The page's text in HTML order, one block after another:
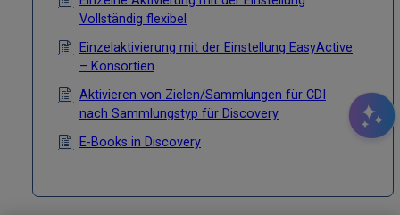
Vollständig flexibel
Einzelaktivierung mit der Einstellung EasyActive
– Konsortien
Aktivieren von Zielen/Sammlungen für CDI
nach Sammlungstyp für Discovery
E-Books in Discovery